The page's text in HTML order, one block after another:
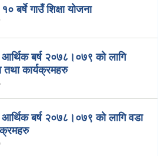
बर्षे गाउँ शिक्षा योजना
बर्ष २०७८।०७९ को लागि
तथा कार्यक्रमहरु
बर्ष २०७८।०७९ को लागि वडा